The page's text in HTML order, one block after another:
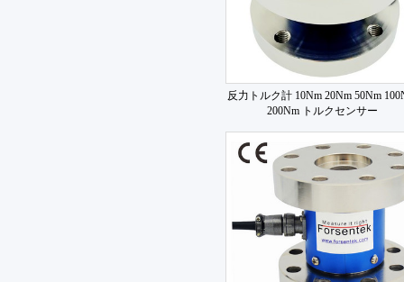
反力トルク計 10Nm 20Nm 50Nm
200Nm トルクセンサー